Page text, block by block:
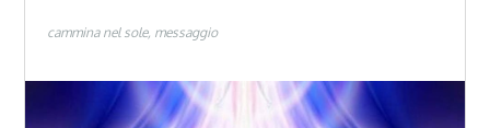
cammina nel sole messaggio